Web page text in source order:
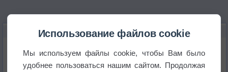
НОВОЕ О ПОГОДЕ
историю
Использование файлов cookie
Мы используем файлы cookie, чтобы Вам было
удобнее пользоваться нашим сайтом. Продолжая